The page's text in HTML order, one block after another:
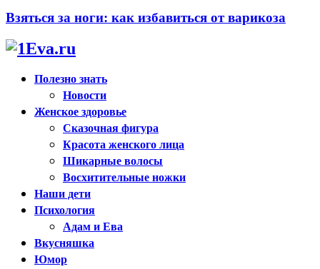
Взяться за ноги: как избавиться от варикоза
Полезно знать
Новости
Женское здоровье
Сказочная фигура
Красота женского лица
Шикарные волосы
Восхитительные ножки
Наши дети
Психология
Адам и Ева
Вкусняшка
Юмор